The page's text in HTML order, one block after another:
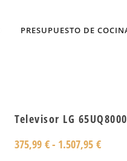
PRESUPUESTO DE
Televisor LG
375,99 €- 1.507,95 €